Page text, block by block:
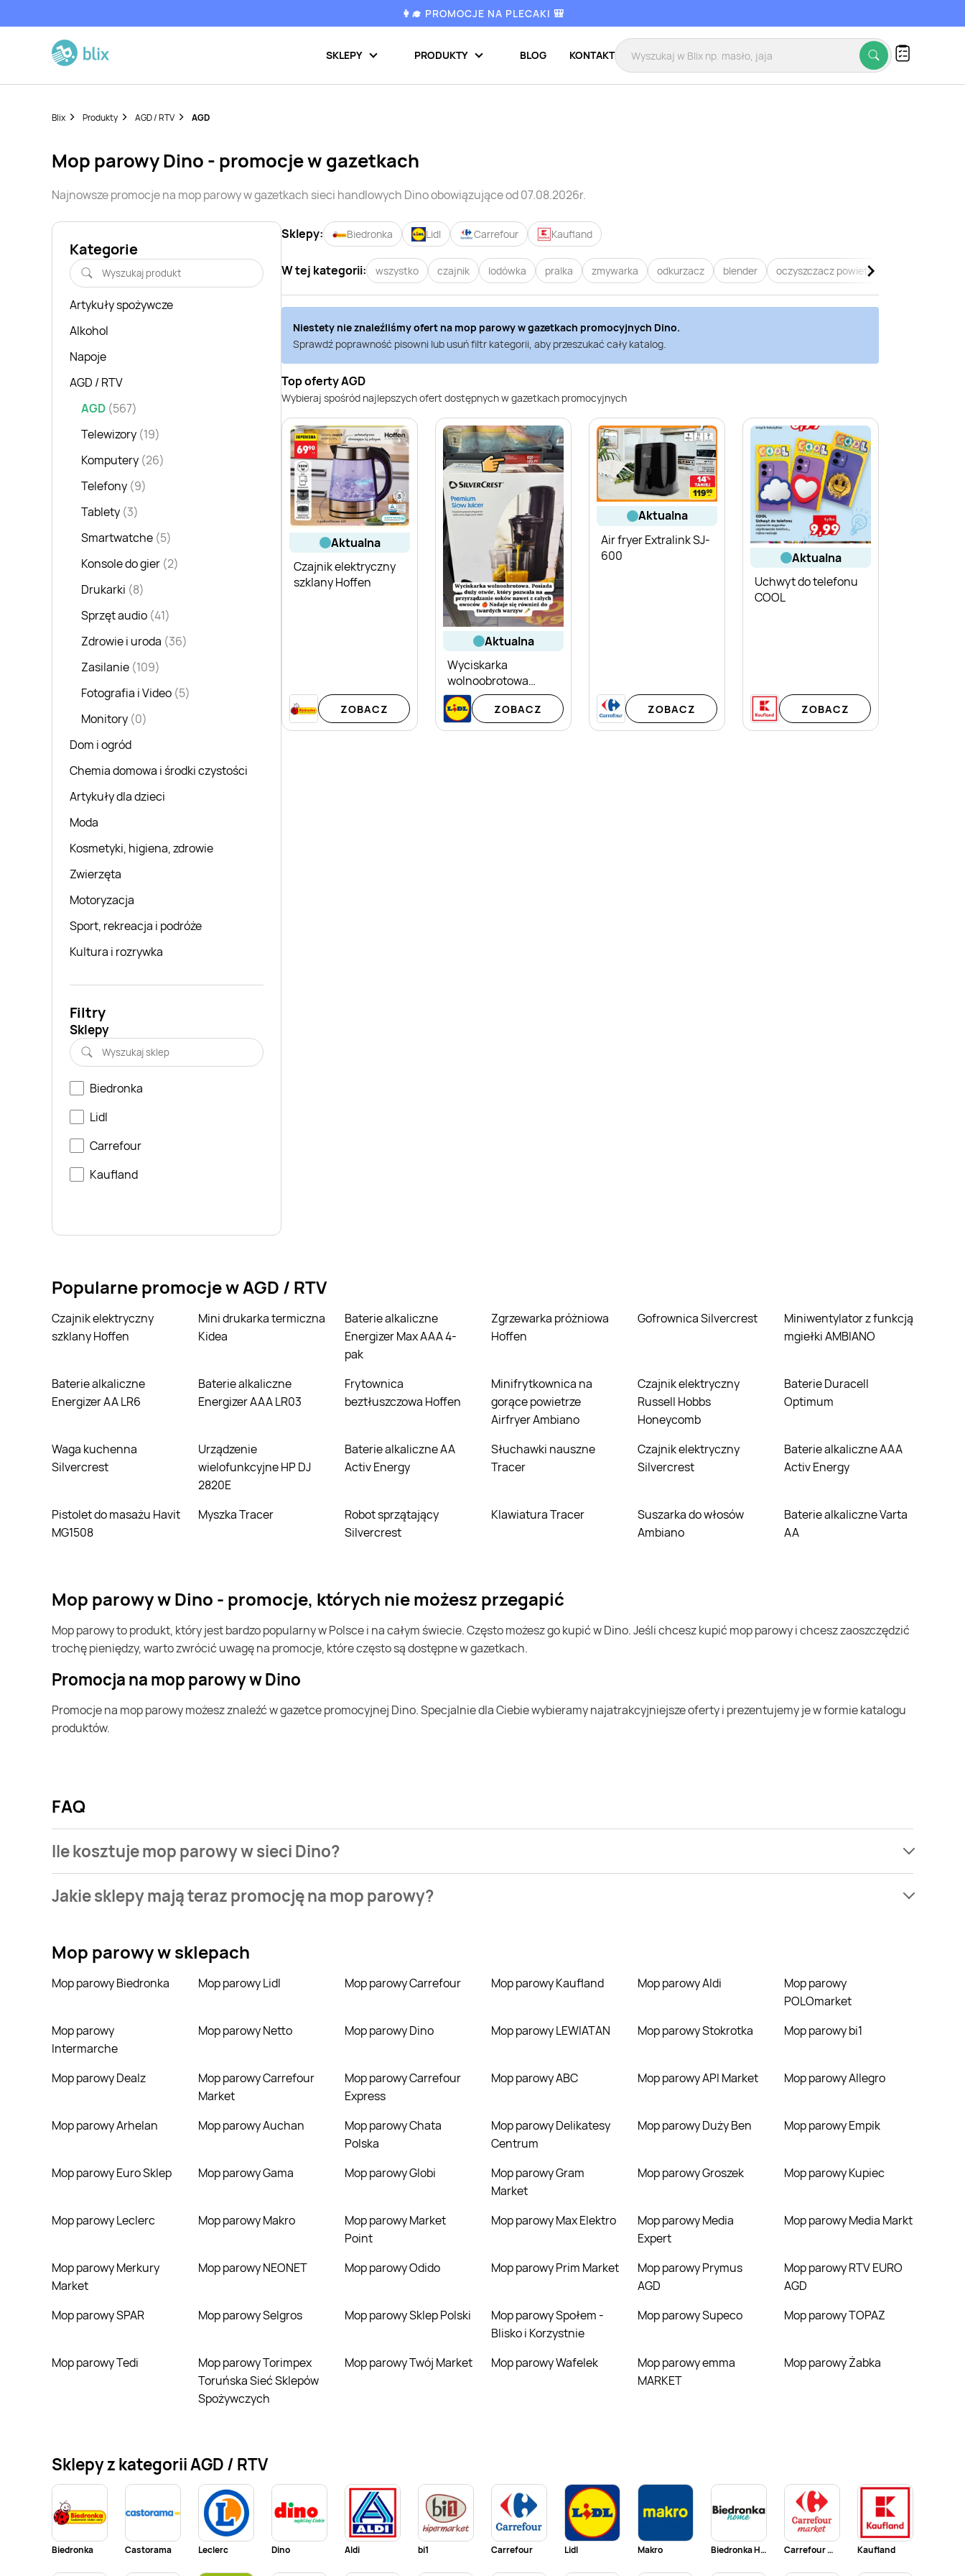
👩‍🎓 PROMOCJE NA PLECAKI 🎒
SKLEPY PRODUKTY BLOG KONTAKT
Blix Produkty AGD / RTV AGD
mop parowyDino - promocje w gazetkach
Najnowsze promocje na mop parowyw gazetkach sieci handlowych Dinoobowiązujące od 07.08.2026r.
Kategorie
Artykuły spożywcze
Alkohol
Napoje
AGD / RTV
AGD (567)
Telewizory (19)
Komputery (26)
Telefony (9)
Tablety (3)
Smartwatche (5)
Konsole do gier (2)
Drukarki (8)
Sprzęt audio (41)
Zdrowie i uroda (36)
Zasilanie (109)
Fotografia i Video (5)
Monitory (0)
Dom i ogród
Chemia domowa i środki czystości
Artykuły dla dzieci
Moda
Kosmetyki, higiena, zdrowie
Zwierzęta
Motoryzacja
Sport, rekreacja i podróże
Kultura i rozrywka
Filtry
Sklepy
Biedronka
Lidl
Carrefour
Kaufland
Sklepy: Biedronka Lidl Carrefour Kaufland
W tej kategorii: wszystko czajnik lodówka pralka zmywarka odkurzacz blender oczyszczacz powietrza
Niestety nie znaleźliśmy ofert na mop parowyw gazetkach promocyjnych Dino.
Sprawdź poprawność pisowni lub usuń filtr kategorii, aby przeszukać cały katalog.
Top oferty AGD
Wybieraj spośród najlepszych ofert dostępnych w gazetkach promocyjnych
aktualna
Czajnik elektryczny
szklany Hoffen
ZOBACZ
aktualna
Wyciskarka
wolnoobrotowa
Silvercrest Premium
Slow JuicerZOBACZ
aktualna
Air fryer Extralink SJ-
600
ZOBACZ
aktualna
Uchwyt do telefonu
COOL
ZOBACZ
Popularne promocje w AGD / RTV
Czajnik elektryczny
szklany Hoffen
Mini drukarka termiczna
Kidea
Baterie alkaliczne
Energizer Max AAA 4-
pak
Zgrzewarka próżniowa
Hoffen
Gofrownica Silvercrest
Miniwentylator z funkcją
mgiełki AMBIANO
Baterie alkaliczne
Energizer AA LR6
Baterie alkaliczne
Energizer AAA LR03
Frytownica
beztłuszczowa Hoffen
Minifrytkownica na
gorące powietrze
Airfryer Ambiano
Czajnik elektryczny
Russell Hobbs
Honeycomb
Baterie Duracell
Optimum
Waga kuchenna
Silvercrest
Urządzenie
wielofunkcyjne HP DJ
2820E
Baterie alkaliczne AA
Activ Energy
Słuchawki nauszne
Tracer
Czajnik elektryczny
Silvercrest
Baterie alkaliczne AAA
Activ Energy
Pistolet do masażu Havit
MG1508
Myszka Tracer
Robot sprzątający
Silvercrest
Klawiatura Tracer
Suszarka do włosów
Ambiano
Baterie alkaliczne Varta
AA
mop parowy w Dino - promocje, których nie możesz przegapić
mop parowy to produkt, który jest bardzo popularny w Polsce i na całym świecie. Często możesz go kupić w Dino. Jeśli chcesz kupić mop parowy i chcesz zaoszczędzić
trochę pieniędzy, warto zwrócić uwagę na promocje, które często są dostępne w gazetkach.
Promocja na mop parowy w Dino
Promocje na mop parowy możesz znaleźć w gazetce promocyjnej Dino. Specjalnie dla Ciebie wybieramy najatrakcyjniejsze oferty i prezentujemy je w formie katalogu
produktów.
FAQ
Ile kosztuje mop parowy w sieci Dino?
sieci Dino.
Jakie sklepy mają teraz promocję na mop parowy?
Mop parowyw sklepach
Mop parowy Biedronka Mop parowy Lidl Mop parowy Carrefour Mop parowy Kaufland Mop parowy Aldi
Mop parowy
POLOmarket
Mop parowy
Intermarche
Mop parowy Netto Mop parowy Dino Mop parowy LEWIATAN Mop parowy Stokrotka Mop parowy bi1
Mop parowy Dealz
Mop parowy Carrefour
Market
Mop parowy Carrefour
Express
Mop parowy ABC Mop parowy API Market Mop parowy Allegro
Mop parowy Arhelan Mop parowy Auchan
Mop parowy Chata
Polska
Mop parowy Delikatesy
Centrum
Mop parowy Duży Ben Mop parowy Empik
Mop parowy Euro Sklep Mop parowy Gama Mop parowy Globi
Mop parowy Gram
Market
Mop parowy Groszek Mop parowy Kupiec
Mop parowy Leclerc Mop parowy Makro
Mop parowy Market
Point
Mop parowy Max Elektro
Mop parowy Media
Expert
Mop parowy Media Markt
Mop parowy Merkury
Market
Mop parowy NEONET Mop parowy Odido Mop parowy Prim Market
Mop parowy Prymus
AGD
Mop parowy RTV EURO
AGD
Mop parowy SPAR
Mop parowy Selgros Mop parowy Sklep Polski
Mop parowy Społem -
Blisko i Korzystnie
Mop parowy Supeco Mop parowy TOPAZ
Mop parowy Tedi
Mop parowy Torimpex
Toruńska Sieć Sklepów
Spożywczych
Mop parowy Twój Market Mop parowy Wafelek
Mop parowy emma
MARKET
Mop parowy Żabka
Sklepy z kategorii AGD / RTV
Biedronka Castorama Leclerc Dino Aldi bi1 Carrefour Lidl Makro Biedronka Home Carrefour Market Kaufland